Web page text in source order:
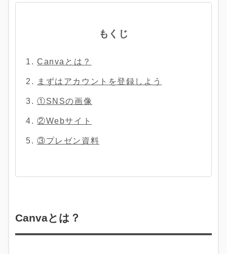
もくじ
Canvaとは？
まずはアカウントを登録しよう
①SNSの画像
②Webサイト
③プレゼン資料
Canvaとは？